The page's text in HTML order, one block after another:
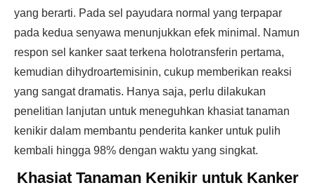
yang berarti. Pada sel payudara normal yang terpapar
pada kedua senyawa menunjukkan efek minimal. Namun
respon sel kanker saat terkena holotransferin pertama,
kemudian dihydroartemisinin, cukup memberikan reaksi
yang sangat dramatis. Hanya saja, perlu dilakukan
penelitian lanjutan untuk meneguhkan khasiat tanaman
kenikir dalam membantu penderita kanker untuk pulih
kembali hingga 98% dengan waktu yang singkat.
Khasiat Tanaman Kenikir untuk Kanker